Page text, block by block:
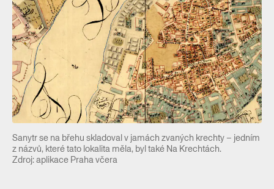
Sanytr se na břehu skladoval v jamách zvaných krechty – jedním
z názvů, které tato lokalita měla, byl také Na Krechtách.
Zdroj: aplikace Praha včera